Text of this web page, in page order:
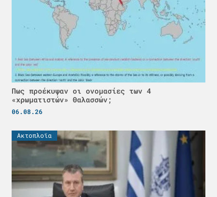
Πως προέκυψαν οι ονομασίες των 4
«χρωματιστών» Θαλασσών;
06.08.26
Ακτοπλοϊα